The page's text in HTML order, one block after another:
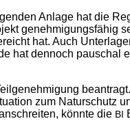
Anla­ge hat die
geneh­mi­gungs­fä­hig
hat. Auch
hat den­noch
zum Natur­schutz
könn­te die BI